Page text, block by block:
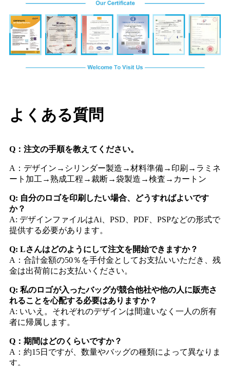
よくある質問
Q：注文の手順を教えてください。
A：デザイン→シリンダー製造→材料準備→印刷→ラミネ
ート加工→熟成工程→裁断→袋製造→検査→カートン
Q: 自分のロゴを印刷したい場合、どうすればよいです
か？
A: デザインファイルはAi、PSD、PDF、PSPなどの形式で
提供する必要があります。
Q: Lさんはどのようにして注文を開始できますか？
A：合計金額の50％を手付金としてお支払いいただき、残
金は出荷前にお支払いください。
Q: 私のロゴが入ったバッグが競合他社や他の人に販売さ
れることを心配する必要はありますか？
A: いいえ。それぞれのデザインは間違いなく一人の所有
者に帰属します。
Q：期間はどのくらいですか？
A：約15日ですが、数量やバッグの種類によって異なりま
す。